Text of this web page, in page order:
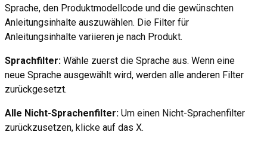
Sprache, den Produktmodellcode und die gewünschten
Anleitungsinhalte auszuwählen. Die Filter für
Anleitungsinhalte variieren je nach Produkt.
Sprachfilter: Wähle zuerst die Sprache aus. Wenn eine
neue Sprache ausgewählt wird, werden alle anderen Filter
zurückgesetzt.
Alle Nicht-Sprachenfilter: Um einen Nicht-Sprachenfilter
zurückzusetzen, klicke auf das X.